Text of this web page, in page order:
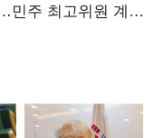
민주 최고위원 계파